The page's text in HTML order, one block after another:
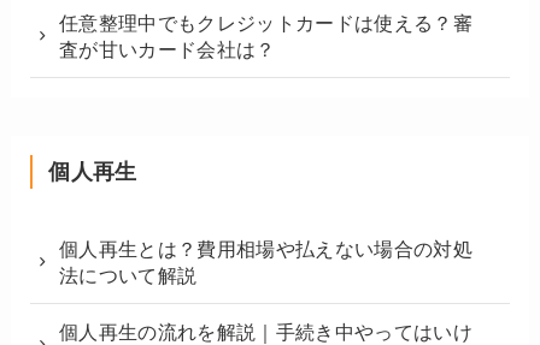
任意整理中でもクレジットカードは使える？審
査が甘いカード会社は？
個人再生
個人再生とは？費用相場や払えない場合の対処
法について解説
個人再生の流れを解説｜手続き中やってはいけ